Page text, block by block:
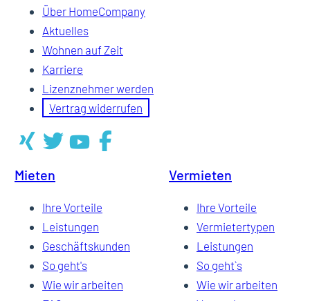
Über HomeCompany
Aktuelles
Wohnen auf Zeit
Karriere
Lizenznehmer werden
Vertrag widerrufen
Mieten
Ihre Vorteile
Leistungen
Geschäftskunden
So geht's
Wie wir arbeiten
Vermieten
Ihre Vorteile
Vermietertypen
Leistungen
So geht`s
Wie wir arbeiten